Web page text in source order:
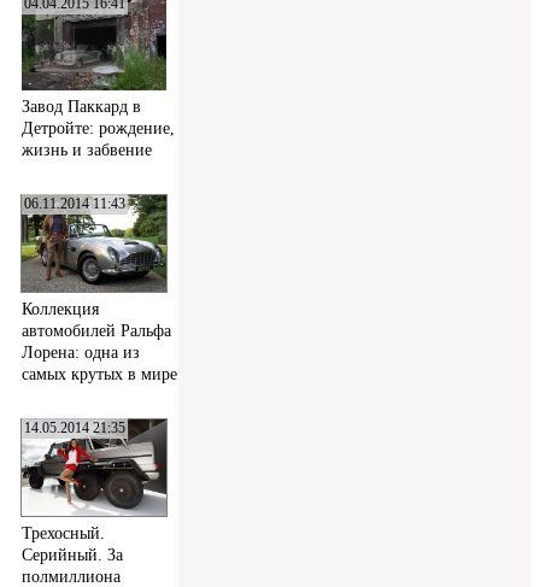
04.04.2015 16:41
Завод Паккард в
Детройте: рождение,
жизнь и забвение
06.11.2014 11:43
Коллекция
автомобилей Ральфа
Лорена: одна из
самых крутых в мире
14.05.2014 21:35
Трехосный.
Серийный. За
полмиллиона